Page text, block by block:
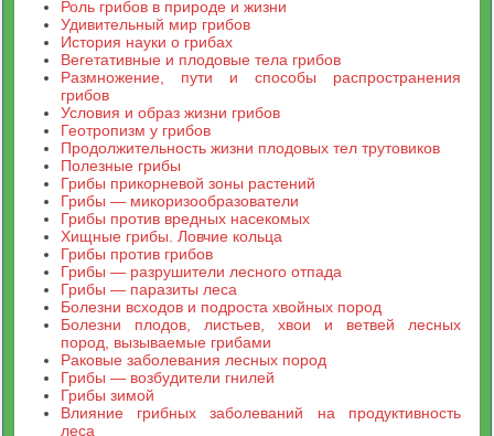
Роль грибов в природе и жизни
Удивительный мир грибов
История науки о грибах
Вегетативные и плодовые тела грибов
Размножение, пути и способы распространения
грибов
Условия и образ жизни грибов
Геотропизм у грибов
Продолжительность жизни плодовых тел трутовиков
Полезные грибы
Грибы прикорневой зоны растений
Грибы — микоризообразователи
Грибы против вредных насекомых
Хищные грибы. Ловчие кольца
Грибы против грибов
Грибы — разрушители лесного отпада
Грибы — паразиты леса
Болезни всходов и подроста хвойных пород
Болезни плодов, листьев, хвои и ветвей лесных
пород, вызываемые грибами
Раковые заболевания лесных пород
Грибы — возбудители гнилей
Грибы зимой
Влияние грибных заболеваний на продуктивность
леса